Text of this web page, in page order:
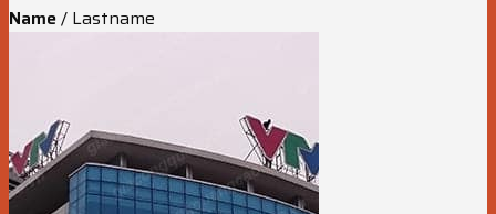
Name/ Lastname